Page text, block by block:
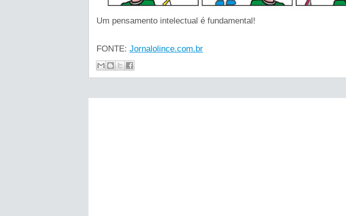
Um pensamento intelectual é fundamental!
FONTE: Jornalolince.com.br